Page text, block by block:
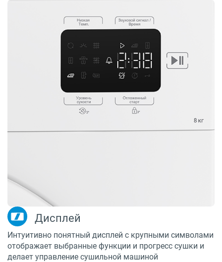
Дисплей
Интуитивно понятный дисплей с крупными символами
отображает выбранные функции и прогресс сушки и
делает управление сушильной машиной